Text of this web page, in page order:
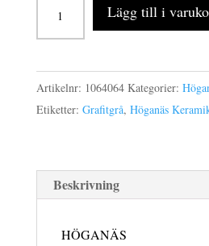
pack
krus
1
L
Lägg till i
Artikelnr: 1064064 Kategorier:
Etiketter: Grafitgrå, Höganäs
Beskrivning
HÖGANÄS